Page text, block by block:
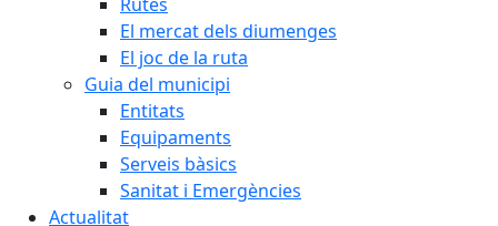
El mercat dels diumenges
El joc de la ruta
Guia del municipi
Entitats
Equipaments
Serveis bàsics
Sanitat i Emergències
Actualitat